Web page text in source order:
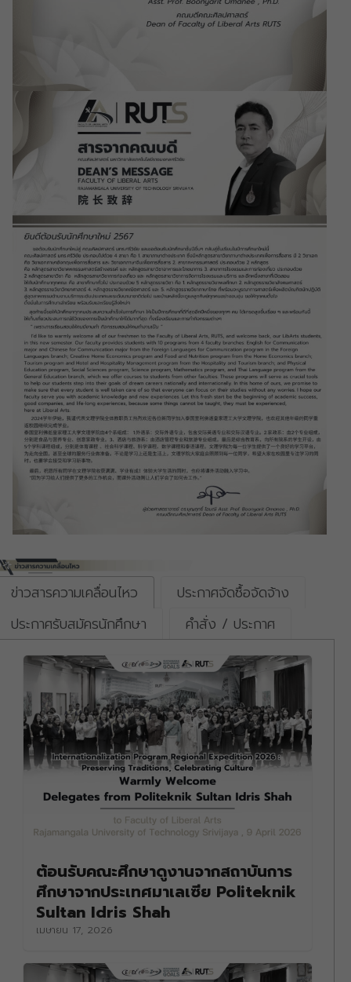
ข่าวสารความเคลื่อนไหว
ประกาศจัดซื้อจัดจ้าง
ประกาศรับสมัครนักศึกษา
คำสั่ง / ประกาศ
ต้อนรับคณะศึกษาดูงานจากสถาบันการ
ศึกษาจากประเทศมาเลเซีย Politeknik
Sultan Idris Shah
เมษายน 17, 2026